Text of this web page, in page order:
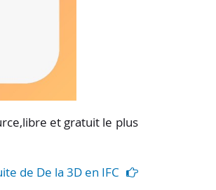
et gratuit le plus
de De la 3D en IFC